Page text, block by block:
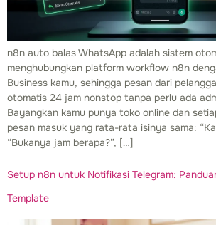
n8n auto balas WhatsApp adalah sistem
menghubungkan platform workflow n8n
Business kamu, sehingga pesan dari
otomatis 24 jam nonstop tanpa perlu ada
Bayangkan kamu punya toko online dan
pesan masuk yang rata-rata isinya sama:
“Bukanya jam berapa?”, […]
Setup n8n untuk Notifikasi Telegram:
Template